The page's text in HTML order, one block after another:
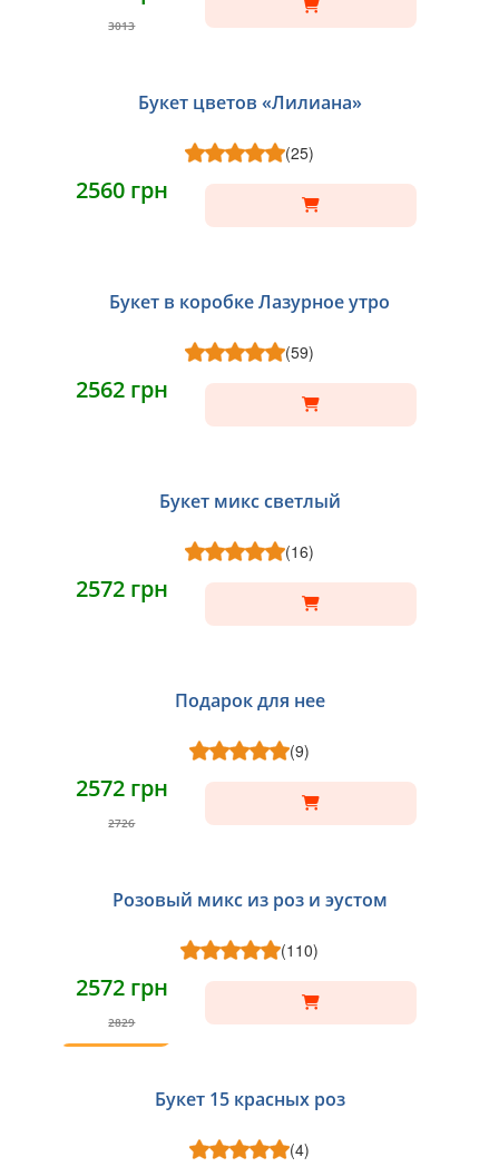
3013
Букет цветов «Лилиана»
(25)
2560 грн
Букет в коробке Лазурное утро
(59)
2562 грн
Букет микс светлый
(16)
2572 грн
Подарок для нее
(9)
2572 грн
2726
Розовый микс из роз и эустом
(110)
2572 грн
2829
Букет 15 красных роз
(4)